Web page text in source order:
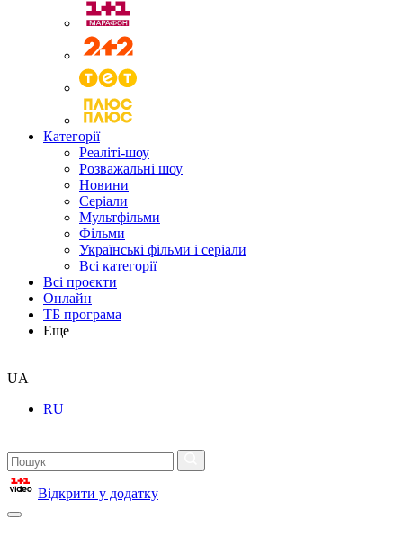
Категорії
Реаліті-шоу
Розважальні шоу
Новини
Серіали
Мультфільми
Фільми
Українські фільми і серіали
Всі категорії
Всі проєкти
Онлайн
ТБ програма
Еще
UA
RU
Відкрити у додатку